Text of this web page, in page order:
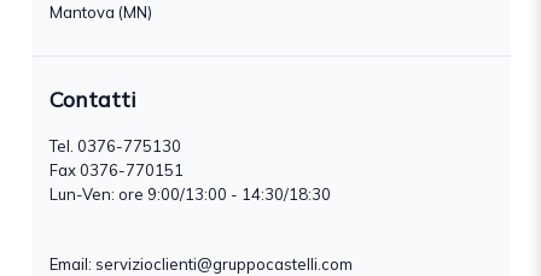
Mantova (MN)
Contatti
Tel. 0376-775130
Fax 0376-770151
Lun-Ven: ore 9:00/13:00 - 14:30/18:30
Email: servizioclienti@gruppocastelli.com